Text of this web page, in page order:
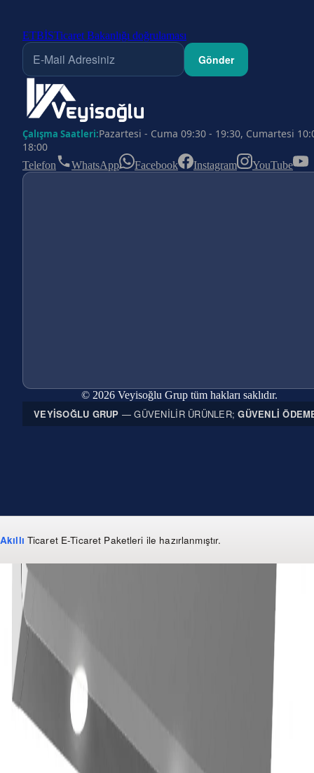
ETBİSTicaret Bakanlığı doğrulaması
Gönder
Çalışma Saatleri:Pazartesi - Cuma 09:30 - 19:30, Cumartesi
18:00
Telefon WhatsApp Facebook Instagram YouTube
© 2026 Veyisoğlu Grup tüm hakları saklıdır.
VEYISOĞLU GRUP — GÜVENILIR ÜRÜNLER;GÜVENLI
Akıllı Ticaret E-Ticaret Paketleri ile hazırlanmıştır.
WhatsApp
0 850 303 99 73